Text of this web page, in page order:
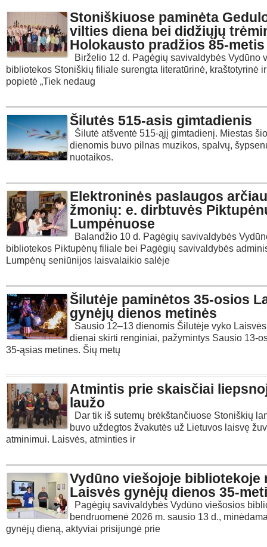
Stoniškiuose paminėta
vilties diena bei didžiųjų
Holokausto pradžios 85-metis
Birželio 12 d. Pagėgių savivaldybės Vydūno
bibliotekos Stoniškių filiale surengta literatūrinė, kraštotyrinė
popietė „Tiek nedaug
Šilutės 515-asis gimtadienis
Šilutė atšventė 515-ąjį gimtadienį. Miestas
dienomis buvo pilnas muzikos, spalvų,
nuotaikos.
Elektroninės paslaugos arčiau
žmonių: e. dirbtuvės
Lumpėnuose
Balandžio 10 d. Pagėgių savivaldybės
bibliotekos Piktupėnų filiale bei Pagėgių savivaldybės
Lumpėnų seniūnijos laisvalaikio salėje
Šilutėje paminėtos 35-osios
gynėjų dienos metinės
Sausio 12–13 dienomis Šilutėje vyko
dienai skirti renginiai, pažymintys Sausio 13-
35-ąsias metines. Šių metų
Atmintis prie skaisčiai
laužo
Dar tik iš sutemų brėkštančiuose Stoniškių
buvo uždegtos žvakutės už Lietuvos laisvę
atminimui. Laisvės, atminties ir
Vydūno viešojoje bibliotekoje
Laisvės gynėjų dienos 35-
Pagėgių savivaldybės Vydūno viešosios
bendruomenė 2026 m. sausio 13 d.,
gynėjų dieną, aktyviai prisijungė prie